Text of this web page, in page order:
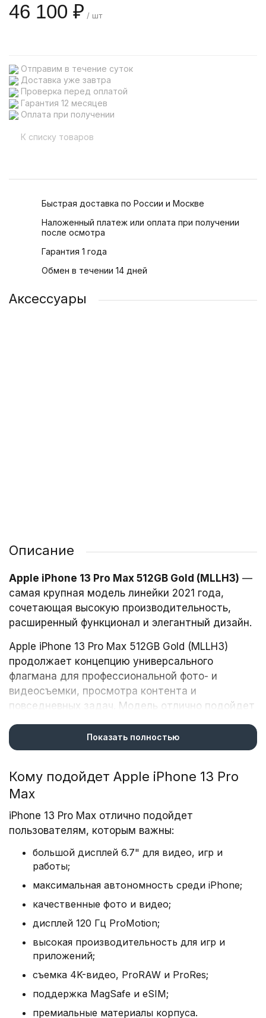
46 100 ₽ / шт
Отправим в течение суток
Доставка уже завтра
Проверка перед оплатой
Гарантия 12 месяцев
Оплата при получении
К списку товаров
Быстрая доставка по России и Москве
Наложенный платеж или оплата при получении
после осмотра
Гарантия 1 года
Обмен в течении 14 дней
Аксессуары
Описание
Apple iPhone 13 Pro Max 512GB Gold (MLLH3) —
самая крупная модель линейки 2021 года,
сочетающая высокую производительность,
расширенный функционал и элегантный дизайн.
Apple iPhone 13 Pro Max 512GB Gold (MLLH3)
продолжает концепцию универсального
флагмана для профессиональной фото- и
видеосъемки, просмотра контента и
повседневных задач. Модель отлично подойдет
и пользователям, ценящим премиальные
аксессуары.
Дизайн и размеры
Корпус выполнен из закаленного стекла и
хирургической нержавеющей стали. Толщина
составляет 7,7 мм, вес — около 240 г. Защита
IP68 гарантирует устойчивость к воде и пыли.
повышенной прочности.
OLED-экран с разрешением 2778×1284 пикселей
поддерживает адаптивную частоту 10–120 Гц
благодаря технологии ProMotion. LTPO-матрица
Показать полностью
Кому подойдет Apple iPhone 13 Pro
Max
iPhone 13 Pro Max отлично подойдет
пользователям, которым важны:
большой дисплей 6.7" для видео, игр и
работы;
максимальная автономность среди iPhone;
качественные фото и видео;
дисплей 120 Гц ProMotion;
высокая производительность для игр и
приложений;
съемка 4K-видео, ProRAW и ProRes;
поддержка MagSafe и eSIM;
премиальные материалы корпуса.